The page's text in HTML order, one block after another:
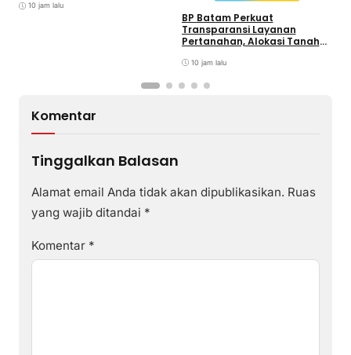
Bermotor di Kantor Samsat
10 jam lalu
BP Batam Perkuat
Transparansi Layanan
Pertanahan, Alokasi Tanah
LMS10 jam lalu
Komentar
Tinggalkan Balasan
Alamat email Anda tidak akan dipublikasikan. Ruas
yang wajib ditandai *
Komentar *